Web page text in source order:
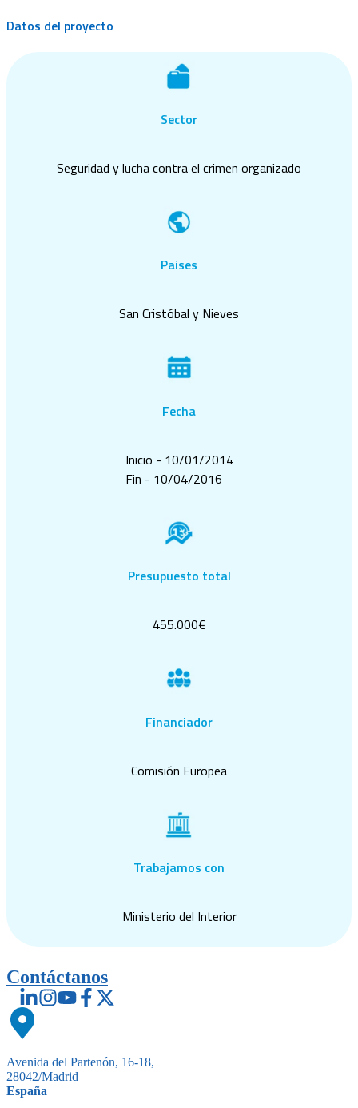
Datos del proyecto
Sector
Seguridad y lucha contra el crimen organizado
Paises
San Cristóbal y Nieves
Fecha
Inicio - 10/01/2014
Fin - 10/04/2016
Presupuesto total
455.000€
Financiador
Comisión Europea
Trabajamos con
Ministerio del Interior
Contáctanos
Avenida del Partenón, 16-18,
28042/Madrid
España